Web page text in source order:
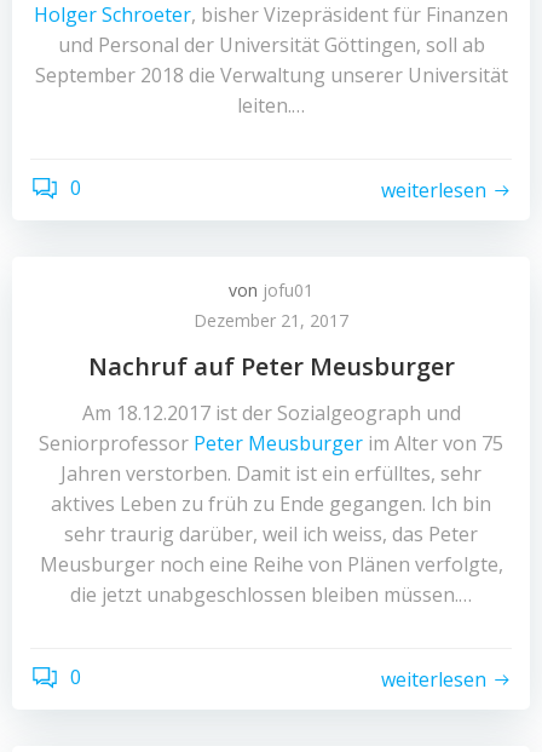
Holger Schroeter, bisher Vizepräsident für Finanzen
und Personal der Universität Göttingen, soll ab
September 2018 die Verwaltung unserer Universität
leiten.…
0 weiterlesen
von jofu01
Dezember 21, 2017
Nachruf auf Peter Meusburger
Am 18.12.2017 ist der Sozialgeograph und
Seniorprofessor Peter Meusburger im Alter von 75
Jahren verstorben. Damit ist ein erfülltes, sehr
aktives Leben zu früh zu Ende gegangen. Ich bin
sehr traurig darüber, weil ich weiss, das Peter
Meusburger noch eine Reihe von Plänen verfolgte,
die jetzt unabgeschlossen bleiben müssen.…
0 weiterlesen